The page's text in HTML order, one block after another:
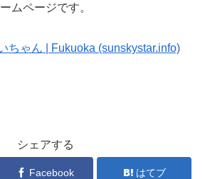
ムページです。
ちゃん | Fukuoka (sunskystar.info)
シェアする
Facebook はてブ